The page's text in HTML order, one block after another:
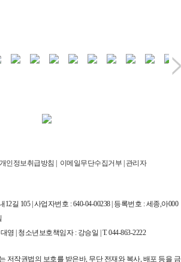
개인정보취급방침 | 이메일무단수집거부 | 관리자
길 105 | 사업자번호 : 640-04-00238 | 등록번호 : 세종,아000
영 | 청소년보호책임자 : 강승일 | T. 044-863-2222
저작권법의 보호를 받은바, 무단 전재와 복사, 배포 등을 금